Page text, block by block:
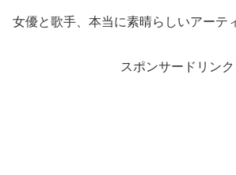
女優と歌手、本当に素晴らしいアーテ
スポンサードリンク